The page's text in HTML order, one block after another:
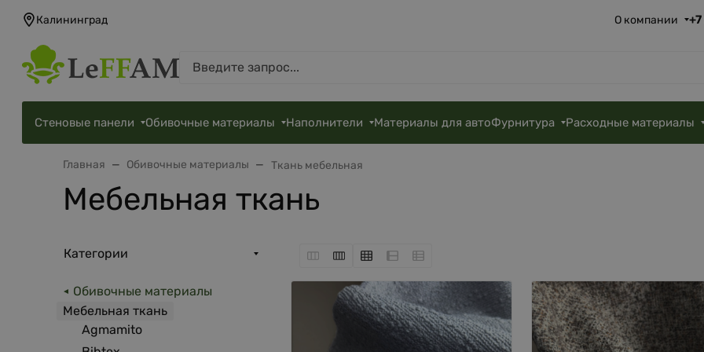
Калининград О компании
Стеновые панели Обивочные материалы Наполнители Материалы для автоФурнитура Расходные материалы
Главная Обивочные материалы Ткань мебельная
Мебельная ткань
Категории
Обивочные материалы
Мебельная ткань
Agmamito